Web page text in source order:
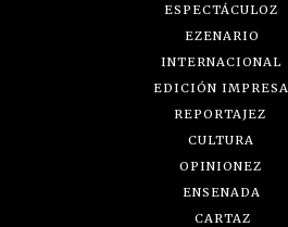
ESPECTÁCULOZ
EZENARIO
INTERNACIONAL
EDICIÓN IMPRESA
REPORTAJEZ
CULTURA
OPINIONEZ
ENSENADA
CARTAZ